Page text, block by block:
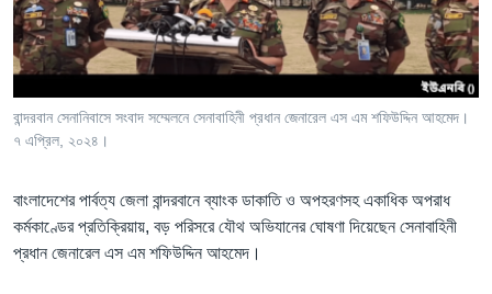
Learning English
FOLLOW US
অন্য ভাষায় ওয়েব সাইট
বান্দরবান সেনানিবাসে সংবাদ সম্মেলনে সেনাবাহিনী প্রধান জেনারেল এস এম শফিউদ্দিন আহমেদ।
৭ এপ্রিল, ২০২৪।
বাংলাদেশের পার্বত্য জেলা বান্দরবানে ব্যাংক ডাকাতি ও অপহরণসহ একাধিক অপরাধ
কর্মকাণ্ডের প্রতিক্রিয়ায়, বড় পরিসরে যৌথ অভিযানের ঘোষণা দিয়েছেন সেনাবাহিনী
প্রধান জেনারেল এস এম শফিউদ্দিন আহমেদ।